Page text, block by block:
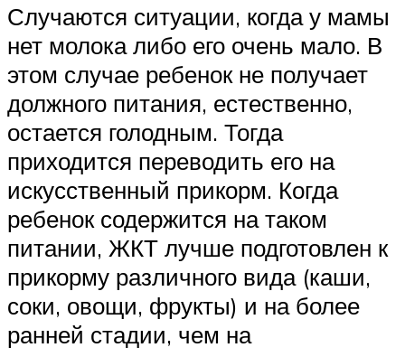
Случаются ситуации, когда у мамы
нет молока либо его очень мало. В
этом случае ребенок не получает
должного питания, естественно,
остается голодным. Тогда
приходится переводить его на
искусственный прикорм. Когда
ребенок содержится на таком
питании, ЖКТ лучше подготовлен к
прикорму различного вида (каши,
соки, овощи, фрукты) и на более
ранней стадии, чем на